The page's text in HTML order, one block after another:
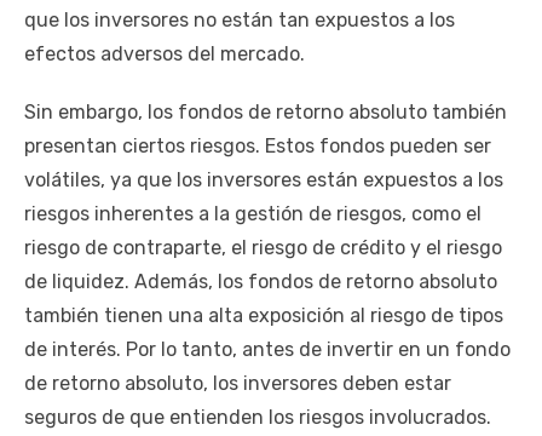
que los inversores no están tan expuestos a los
efectos adversos del mercado.
Sin embargo, los fondos de retorno absoluto también
presentan ciertos riesgos. Estos fondos pueden ser
volátiles, ya que los inversores están expuestos a los
riesgos inherentes a la gestión de riesgos, como el
riesgo de contraparte, el riesgo de crédito y el riesgo
de liquidez. Además, los fondos de retorno absoluto
también tienen una alta exposición al riesgo de tipos
de interés. Por lo tanto, antes de invertir en un fondo
de retorno absoluto, los inversores deben estar
seguros de que entienden los riesgos involucrados.